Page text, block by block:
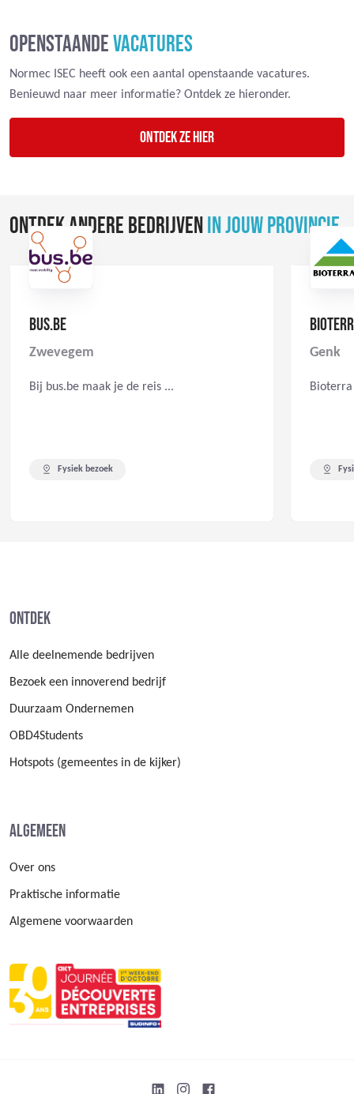
OPENSTAANDEVACATURES
Normec ISEC heeft ook een aantal openstaande vacatures.
Benieuwd naar meer informatie? Ontdek ze hieronder.
Ontdek ze hier
ONTDEK ANDERE BEDRIJVENIN JOUW PROVINCIE
BUS.BE
Zwevegem
Bij bus.be maak je de reis ...
Fysiek bezoek
Genk
Bioterra
Ontdek
Alle deelnemende bedrijven
Bezoek een innoverend bedrijf
Duurzaam Ondernemen
OBD4Students
Hotspots (gemeentes in de kijker)
Algemeen
Over ons
Praktische informatie
Algemene voorwaarden